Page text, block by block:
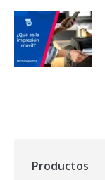
Productos